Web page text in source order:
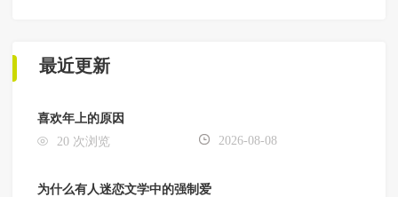
最近更新
喜欢年上的原因
20 次浏览
2026-08-08
为什么有人迷恋文学中的强制爱